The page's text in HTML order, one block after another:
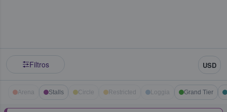
Filtros USD
Arena Stalls Circle Restricted Loggia Grand Tier